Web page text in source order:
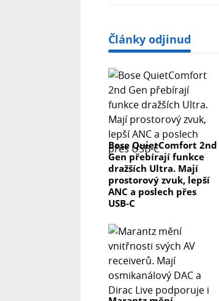
Články odjinud
Bose QuietComfort 2nd
Gen přebírají funkce
dražších Ultra. Mají
prostorový zvuk, lepší
ANC a poslech přes
USB-C